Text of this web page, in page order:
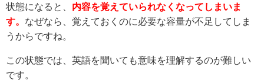
状態になると、 内容を覚えていられなくなってしまいま
す。 なぜなら、覚えておくのに必要な容量が不足してしま
うからですね。
この状態では、英語を聞いても意味を理解するのが難しい
です。